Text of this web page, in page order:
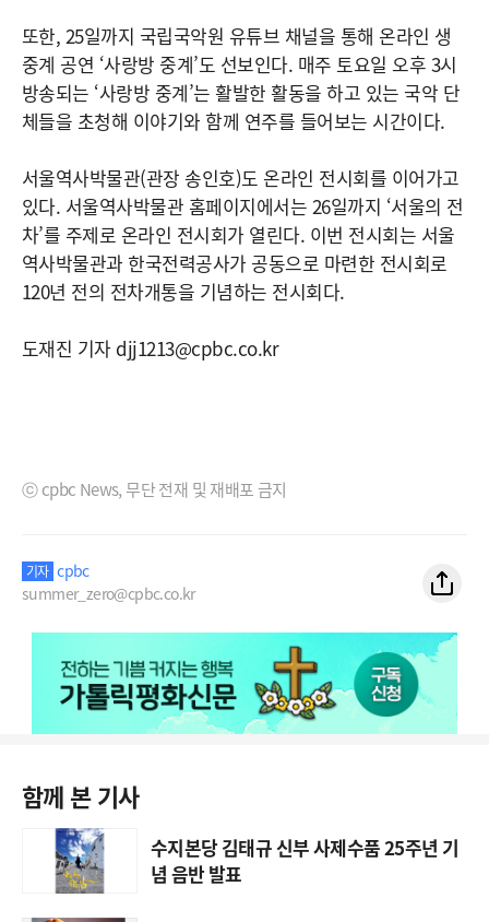
또한, 25일까지 국립국악원 유튜브 채널을 통해 온라인 생
중계 공연 ‘사랑방 중계’도 선보인다. 매주 토요일 오후 3시
방송되는 ‘사랑방 중계’는 활발한 활동을 하고 있는 국악 단
체들을 초청해 이야기와 함께 연주를 들어보는 시간이다.
서울역사박물관(관장 송인호)도 온라인 전시회를 이어가고
있다. 서울역사박물관 홈페이지에서는 26일까지 ‘서울의 전
차’를 주제로 온라인 전시회가 열린다. 이번 전시회는 서울
역사박물관과 한국전력공사가 공동으로 마련한 전시회로
120년 전의 전차개통을 기념하는 전시회다.
도재진 기자 djj1213@cpbc.co.kr
ⓒ cpbc News, 무단 전재 및 재배포 금지
기자 cpbc
summer_zero@cpbc.co.kr
함께 본 기사
수지본당 김태규 신부 사제수품 25주년 기
념 음반 발표